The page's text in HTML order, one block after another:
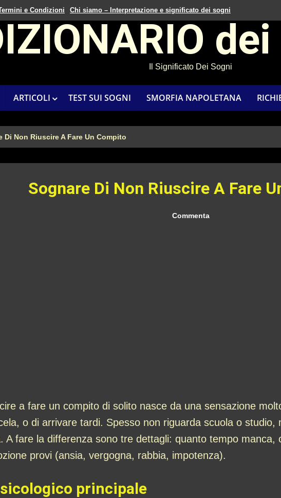
e Condizioni Chi siamo – Interpretazione e significato dei sogni
dei
Il Significato Dei Sogni
ARTICOLI TEST SUI SOGNI SMORFIA NAPOLETANA
Di Non Riuscire A Fare Un Compito
Sognare Di Non Riuscire A Fare
Commenta
a fare un compito di solito nasce da una sensazione
o di arrivare tardi. Spesso non riguarda scuola o studio,
A fare la differenza sono tre dettagli: quanto tempo
provi (ansia, vergogna, rabbia, impotenza).
principale